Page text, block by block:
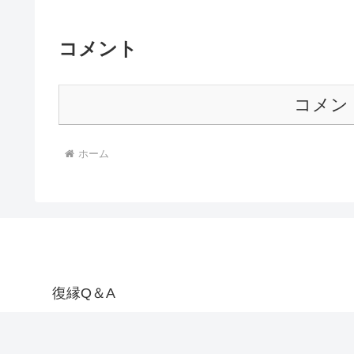
コメント
コメン
ホーム
復縁Q＆A